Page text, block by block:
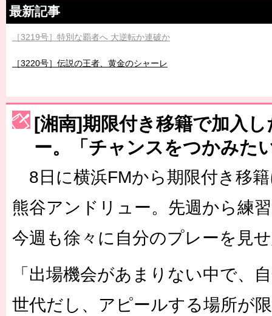
最新記事
［3219号］特別な覇者へ 大逆転か連破か
［3220号］伝説の王者、黄金のシャーレ
［3230号］世界一への夢は終わらない
［3223号］一丸。日本出陣
［3222号］史上最大のW杯開幕 注目は「個」
長谷川 アーリアジャスールさんがシンポジウム「気候変動から命
[湘南]期限付き移籍で加入
ー。「チャンスをつかみた
8日に横浜FMから期限付き移
熊谷アンドリュー。先週から練
今週も徐々に自分のプレーを見
「出場機会があまりない中で、
世代だし、アピールする場所が